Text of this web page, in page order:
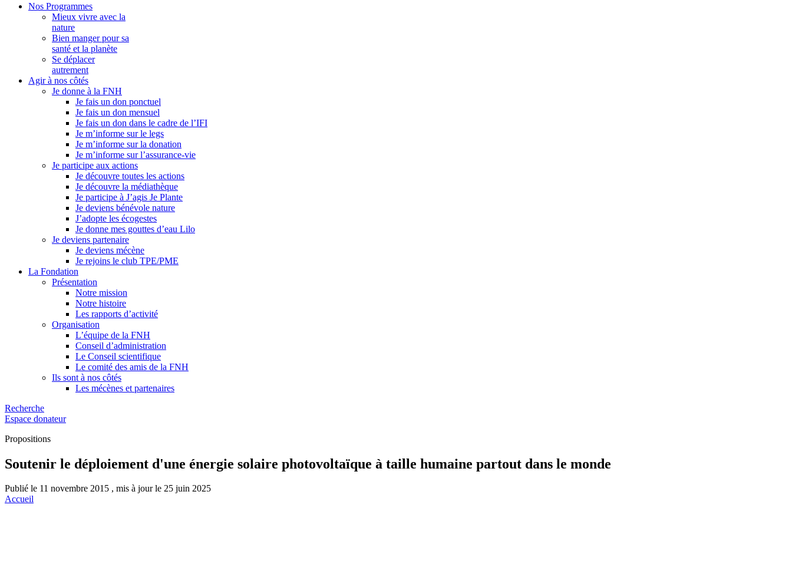
Nos Programmes
Mieux vivre avec la
nature
Bien manger pour sa
santé et la planète
Se déplacer
autrement
Agir à nos côtés
Je donne à la FNH
Je fais un don ponctuel
Je fais un don mensuel
Je fais un don dans le cadre de l’IFI
Je m’informe sur le legs
Je m’informe sur la donation
Je m’informe sur l’assurance-vie
Je participe aux actions
Je découvre toutes les actions
Je découvre la médiathèque
Je participe à J’agis Je Plante
Je deviens bénévole nature
J’adopte les écogestes
Je donne mes gouttes d’eau Lilo
Je deviens partenaire
Je deviens mécène
Je rejoins le club TPE/PME
La Fondation
Présentation
Notre mission
Notre histoire
Les rapports d’activité
Organisation
L’équipe de la FNH
Conseil d’administration
Le Conseil scientifique
Le comité des amis de la FNH
Ils sont à nos côtés
Les mécènes et partenaires
Recherche
Espace donateur
Propositions
Soutenir le déploiement d'une énergie solaire photovoltaïque à taille humaine partout dans le monde
Publié le 11 novembre 2015 , mis à jour le 25 juin 2025
Accueil